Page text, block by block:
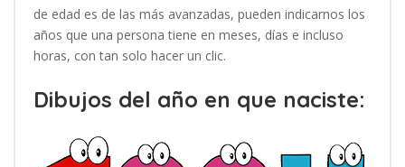
de edad es de las más avanzadas, pueden indicarnos los
años que una persona tiene en meses, días e incluso
horas, con tan solo hacer un clic.
Dibujos del año en que naciste: